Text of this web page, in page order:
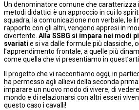
Un denominatore comune che caratterizza
metodi didattici è un approccio in cui lo
squadra, la comunicazione non verbale, le
rapporto con gli altri, vengono appresi in
divertente. Alla SSBG si impara nei modi
svariati e si va dalle formule più classiche,
l’apprendimento frontale, a quelle più
come quella che vi presentiamo in
Il progetto che vi raccontiamo oggi, in
ha permesso agli allievi della seconda
imparare un nuovo modo di vivere, di vedere
mondo e di relazionarsi con altri esseri
questo caso i cavalli!